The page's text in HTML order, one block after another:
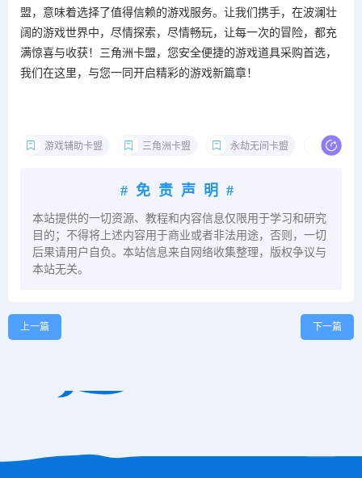
盟，意味着选择了值得信赖的游戏服务。让我们携手，在波澜壮
阔的游戏世界中，尽情探索，尽情畅玩，让每一次的冒险，都充
满惊喜与收获！三角洲卡盟，您安全便捷的游戏道具采购首选，
我们在这里，与您一同开启精彩的游戏新篇章！
游戏辅助卡盟 三角洲卡盟 永劫无间卡盟 绝地求
#免责声明#
本站提供的一切资源、教程和内容信息仅限用于学习和研究
目的；不得将上述内容用于商业或者非法用途，否则，一切
后果请用户自负。本站信息来自网络收集整理，版权争议与
本站无关。
上一篇 下一篇